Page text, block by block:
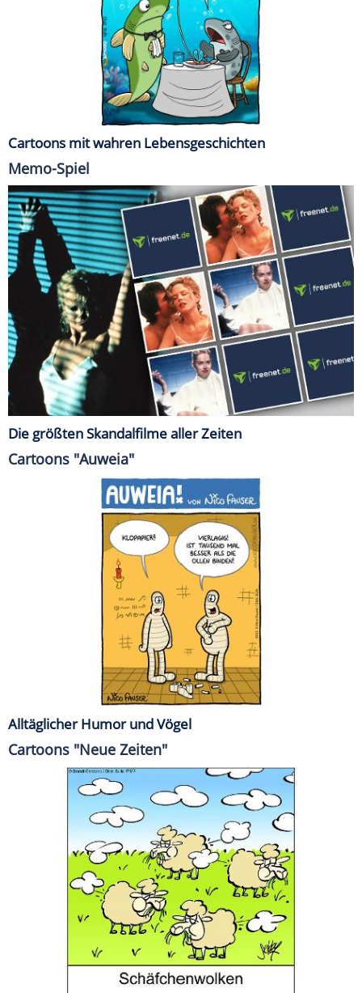
Cartoons mit wahren Lebensgeschichten
Memo-Spiel
Die größten Skandalfilme aller Zeiten
Cartoons "Auweia"
Alltäglicher Humor und Vögel
Cartoons "Neue Zeiten"